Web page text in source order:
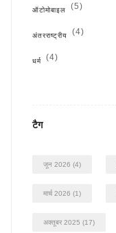
ऑटोमोबाइल (5)
अंतरराष्ट्रीय (4)
धर्म (4)
टैग
जून 2026 (4)
मार्च 2026 (1)
अक्तूबर 2025 (17)